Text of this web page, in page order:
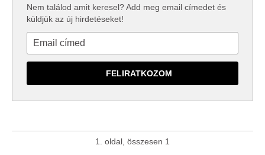
Nem találod amit keresel? Add meg email címedet és
küldjük az új hirdetéseket!
1. oldal, összesen 1